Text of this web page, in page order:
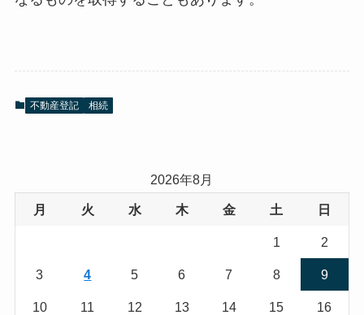
不動産登記 相続
2026年8月
月 火 水 木 金 土 日
1 2
3 4 5 6 7 8 9
10 11 12 13 14 15 16